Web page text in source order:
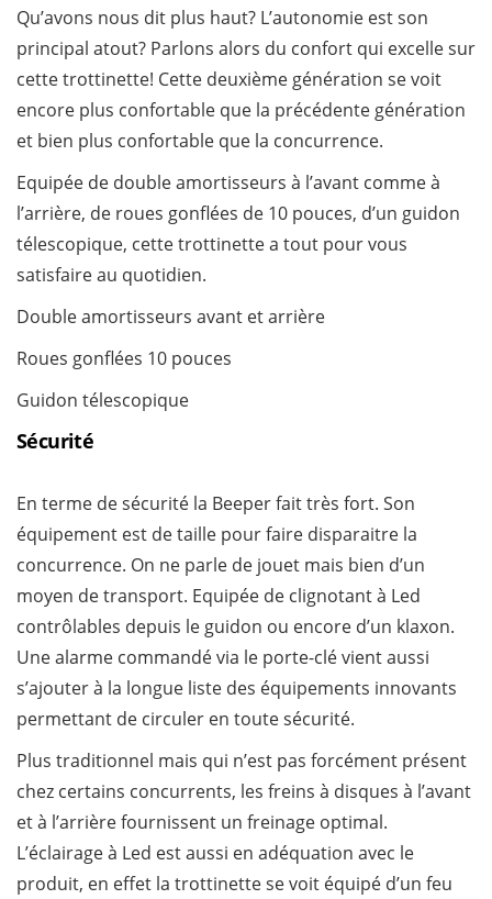
Qu’avons nous dit plus haut? L’autonomie est son
principal atout? Parlons alors du confort qui excelle sur
cette trottinette! Cette deuxième génération se voit
encore plus confortable que la précédente génération
et bien plus confortable que la concurrence.
Equipée de double amortisseurs à l’avant comme à
l’arrière, de roues gonflées de 10 pouces, d’un guidon
télescopique, cette trottinette a tout pour vous
satisfaire au quotidien.
Double amortisseurs avant et arrière
Roues gonflées 10 pouces
Guidon télescopique
Sécurité
En terme de sécurité la Beeper fait très fort. Son
équipement est de taille pour faire disparaitre la
concurrence. On ne parle de jouet mais bien d’un
moyen de transport. Equipée de clignotant à Led
contrôlables depuis le guidon ou encore d’un klaxon.
Une alarme commandé via le porte-clé vient aussi
s’ajouter à la longue liste des équipements innovants
permettant de circuler en toute sécurité.
Plus traditionnel mais qui n’est pas forcément présent
chez certains concurrents, les freins à disques à l’avant
et à l’arrière fournissent un freinage optimal.
L’éclairage à Led est aussi en adéquation avec le
produit, en effet la trottinette se voit équipé d’un feu